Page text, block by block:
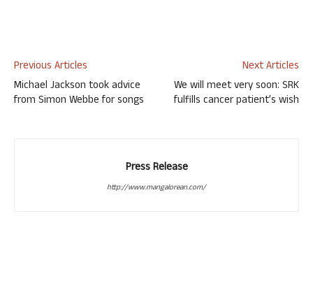
Previous Articles
Michael Jackson took advice
from Simon Webbe for songs
Next Articles
We will meet very soon: SRK
fulfills cancer patient’s wish
Press Release
http://www.mangalorean.com/